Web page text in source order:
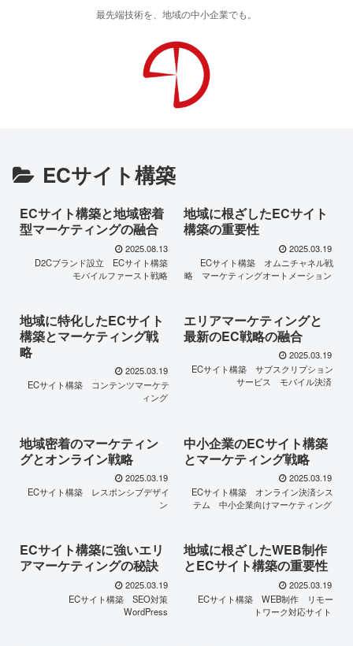
最先端技術を、地域の中小企業でも。
ECサイト構築
ECサイト構築と地域密着
型マーケティングの融合
2025.08.13
D2Cブランド設立
ECサイト構築
モバイルファースト戦略
地域に根ざしたECサイト
構築の重要性
2025.03.19
ECサイト構築
オムニチャネル戦
略
マーケティングオートメーション
地域に特化したECサイト
構築とマーケティング戦
略
2025.03.19
ECサイト構築
コンテンツマーケテ
ィング
エリアマーケティングと
最新のEC戦略の融合
2025.03.19
ECサイト構築
サブスクリプション
サービス
モバイル決済
地域密着のマーケティン
グとオンライン戦略
2025.03.19
ECサイト構築
レスポンシブデザイ
ン
中小企業のECサイト構築
とマーケティング戦略
2025.03.19
ECサイト構築
オンライン決済シス
テム
中小企業向けマーケティング
ECサイト構築に強いエリ
アマーケティングの秘訣
2025.03.19
ECサイト構築
SEO対策
WordPress
地域に根ざしたWEB制作
とECサイト構築の重要性
2025.03.19
ECサイト構築
WEB制作
リモー
トワーク対応サイト